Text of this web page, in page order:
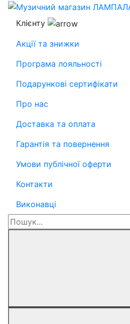
Клієнту
Акції та знижки
Програма лояльності
Подарункові сертифікати
Про нас
Доставка та оплата
Гарантія та повернення
Умови публічної оферти
Контакти
Виконавці